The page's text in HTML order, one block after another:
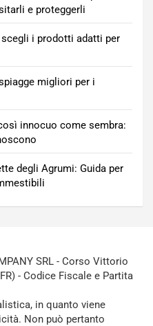
e proteggerli
i prodotti adatti per
migliori per i
innocuo come sembra:
degli Agrumi: Guida per
SRL - Corso Vittorio
- Codice Fiscale e Partita
in quanto viene
Non può pertanto